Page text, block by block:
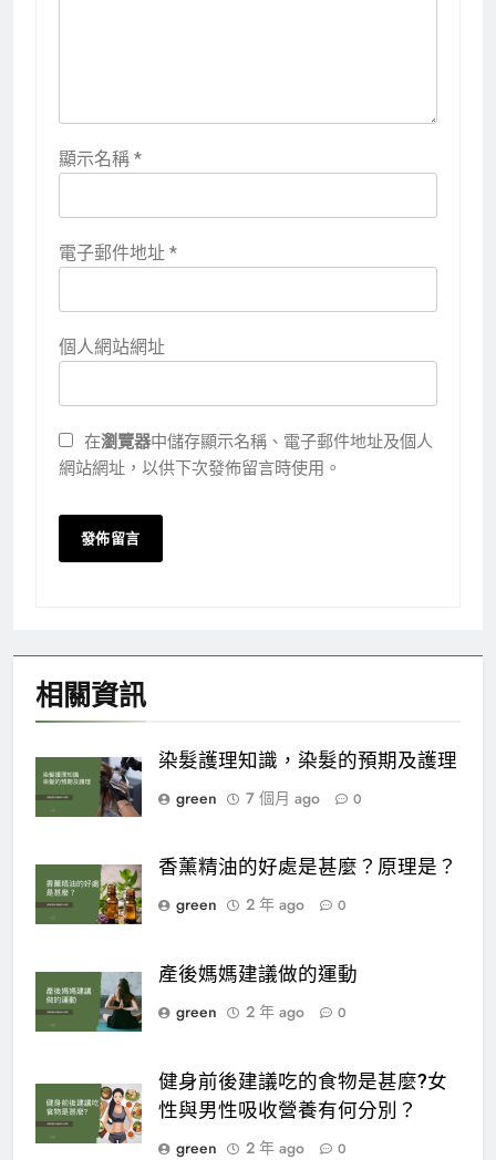
顯示名稱 *
電子郵件地址 *
個人網站網址
在瀏覽器中儲存顯示名稱、電子郵件地址及個人
網站網址，以供下次發佈留言時使用。
相關資訊
染髮護理知識，染髮的預期及護理
green
7 個月 ago 0
香薰精油的好處是甚麼？原理是？
green
2 年 ago 0
產後媽媽建議做的運動
green
2 年 ago 0
健身前後建議吃的食物是甚麼?女
性與男性吸收營養有何分別？
green
2 年 ago 0